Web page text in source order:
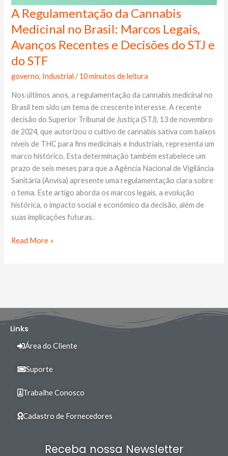
A Regulamentação da Cannabis
Medicinal no Brasil: Marcos Legais,
Avanços Recentes e Decisões do STJ e
do STF
governo, Industrial /10 minutos de leitura
Nos últimos anos, a regulamentação da cannabis medicinal no
Brasil tem sido um tema de crescente interesse. A recente
decisão do Superior Tribunal de Justiça (STJ), 13 de novembro
de 2024, que autorizou o cultivo de cannabis sativa com baixos
níveis de THC para fins medicinais e industriais, representa um
marco histórico. Esta determinação também estabelece um
prazo de seis meses para que a Agência Nacional de Vigilância
Sanitária (Anvisa) apresente uma regulamentação clara sobre
o tema. Este artigo aborda os marcos legais, a evolução
histórica, o impacto social e econômico da decisão, além de
suas implicações futuras.
A
Regulamentação
da
Cannabis
Medicinal
Marcos
Legais,
Avanços
Recentes
e
Decisões
do
STJ
e
do
STF
Read More »
Links
Área do Cliente
Suporte
Trabalhe Conosco
Cadastro de Fornecedores
Receba nossa Newsletter